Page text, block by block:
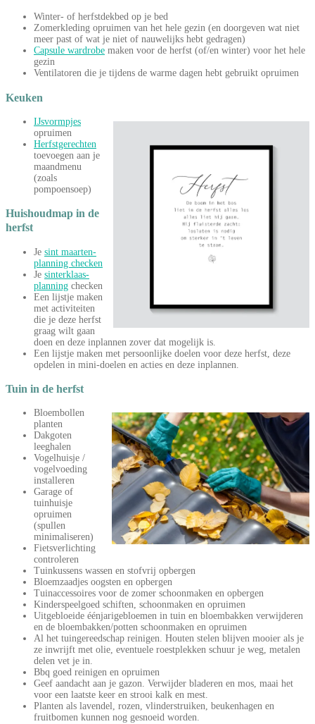
Winter- of herfstdekbed op je bed
Zomerkleding opruimen van het hele gezin (en doorgeven wat niet
meer past of wat je niet of nauwelijks hebt gedragen)
Capsule wardrobe maken voor de herfst (of/en winter) voor het hele
gezin
Ventilatoren die je tijdens de warme dagen hebt gebruikt opruimen
Keuken
IJsvormpjes
opruimen
Herfstgerechten
toevoegen aan je
maandmenu
(zoals
pompoensoep)
Huishoudmap in de
herfst
Je sint maarten-
planning checken
Je sinterklaas-
planning checken
Een lijstje maken
met activiteiten
die je deze herfst
graag wilt gaan
doen en deze inplannen zover dat mogelijk is.
Een lijstje maken met persoonlijke doelen voor deze herfst, deze
opdelen in mini-doelen en acties en deze inplannen.
Tuin in de herfst
Bloembollen
planten
Dakgoten
leeghalen
Vogelhuisje /
vogelvoeding
installeren
Garage of
tuinhuisje
opruimen
(spullen
minimaliseren)
Fietsverlichting
controleren
Tuinkussens wassen en stofvrij opbergen
Bloemzaadjes oogsten en opbergen
Tuinaccessoires voor de zomer schoonmaken en opbergen
Kinderspeelgoed schiften, schoonmaken en opruimen
Uitgebloeide éénjarigebloemen in tuin en bloembakken verwijderen
en de bloembakken/potten schoonmaken en opruimen
Al het tuingereedschap reinigen. Houten stelen blijven mooier als je
ze inwrijft met olie, eventuele roestplekken schuur je weg, metalen
delen vet je in.
Bbq goed reinigen en opruimen
Geef aandacht aan je gazon. Verwijder bladeren en mos, maai het
voor een laatste keer en strooi kalk en mest.
Planten als lavendel, rozen, vlinderstruiken, beukenhagen en
fruitbomen kunnen nog gesnoeid worden.